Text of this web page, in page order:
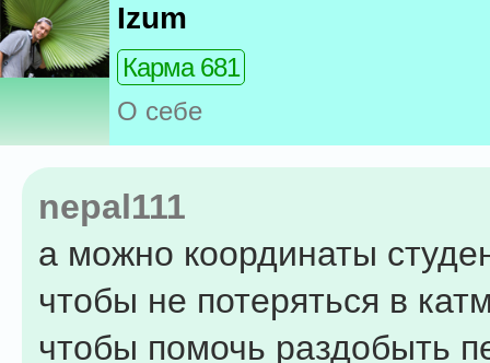
Izum
Карма 681
О себе
nepal111
а можно координаты
чтобы не потеряться в
чтобы помочь раздобыть